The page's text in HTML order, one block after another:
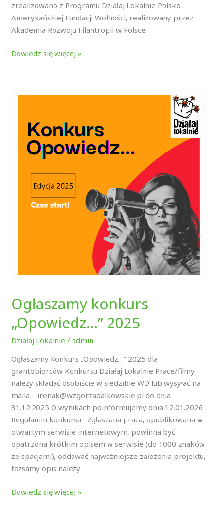
zrealizowano z Programu Działaj Lokalnie Polsko-
Amerykańskiej Fundacji Wolności, realizowany przez
Akademia Rozwoju Filantropii w Polsce.
Dowiedz się więcej »
Ogłaszamy konkurs
„Opowiedz…” 2025
Działaj Lokalnie /admin
Ogłaszamy konkurs „Opowiedz…” 2025 dla
grantobiorców Konkursu Działaj Lokalnie Prace/filmy
należy składać osobiście w siedzibie WD lub wysyłać na
maila – irenak@wzgorzadalkowskie.pl do dnia
31.12.2025 O wynikach poinformujemy dnia 12.01.2026
Regulamin konkursu Zgłaszana praca, opublikowana w
otwartym serwisie internetowym, powinna być
opatrzona krótkim opisem w serwisie (do 1000 znaków
ze spacjami), oddawać najważniejsze założenia projektu,
tożsamy opis należy
Ogłaszamy
Dowiedz się więcej »